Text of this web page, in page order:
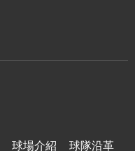
球場介紹 球隊沿革